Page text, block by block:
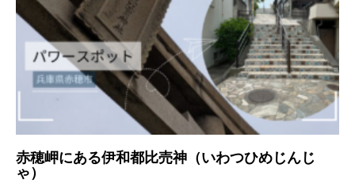
赤穂岬にある伊和都比売神（いわつひめじんじ
ゃ）